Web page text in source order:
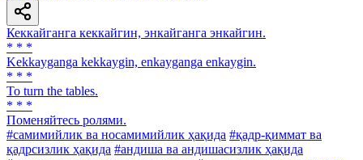
Кеккайганга кеккайгин, энкайганга энкайгин.
* * *
Kekkayganga kekkaygin, enkayganga enkaygin.
* * *
To turn the tables.
* * *
Поменяйтесь ролями.
#самимийлик ва носамимийлик ҳақида #қадр-қиммат ва
қадрсизлик ҳақида #андиша ва андишасизлик ҳақида